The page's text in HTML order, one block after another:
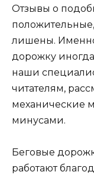
Отзывы о
лишены.
дорожку
наши
читателям,
механические
минусами.
Беговые
работают